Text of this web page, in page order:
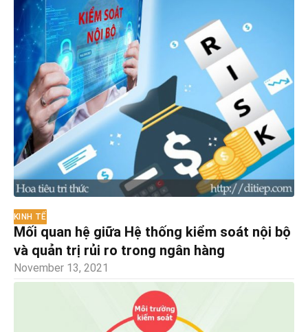
KINH TẾ
Mối quan hệ giữa Hệ thống kiểm soát nội bộ
và quản trị rủi ro trong ngân hàng
November 13, 2021